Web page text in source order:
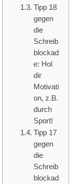
Tipp 18
gegen
die
Schreib
blockad
e: Hol
dir
Motivati
on, z.B.
durch
Sport!
Tipp 17
gegen
die
Schreib
blockad